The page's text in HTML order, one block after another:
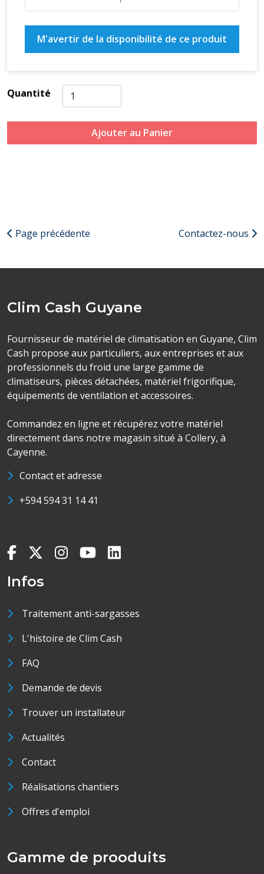
M'avertir de la disponibilité de ce produit
Quantité
Ajouter au Panier
Page précédente Contactez-nous
Clim Cash Guyane
Fournisseur de matériel de climatisation en Guyane, Clim
Cash propose aux particuliers, aux entreprises et aux
professionnels du froid une large gamme de
climatiseurs, pièces détachées, matériel frigorifique,
équipements de ventilation et accessoires.
Commandez en ligne et récupérez votre matériel
directement dans notre magasin situé à Collery, à
Cayenne.
Contact et adresse
+594 594 31 14 41
Infos
Traitement anti-sargasses
L'histoire de Clim Cash
FAQ
Demande de devis
Trouver un installateur
Actualités
Contact
Réalisations chantiers
Offres d'emploi
Gamme de prooduits